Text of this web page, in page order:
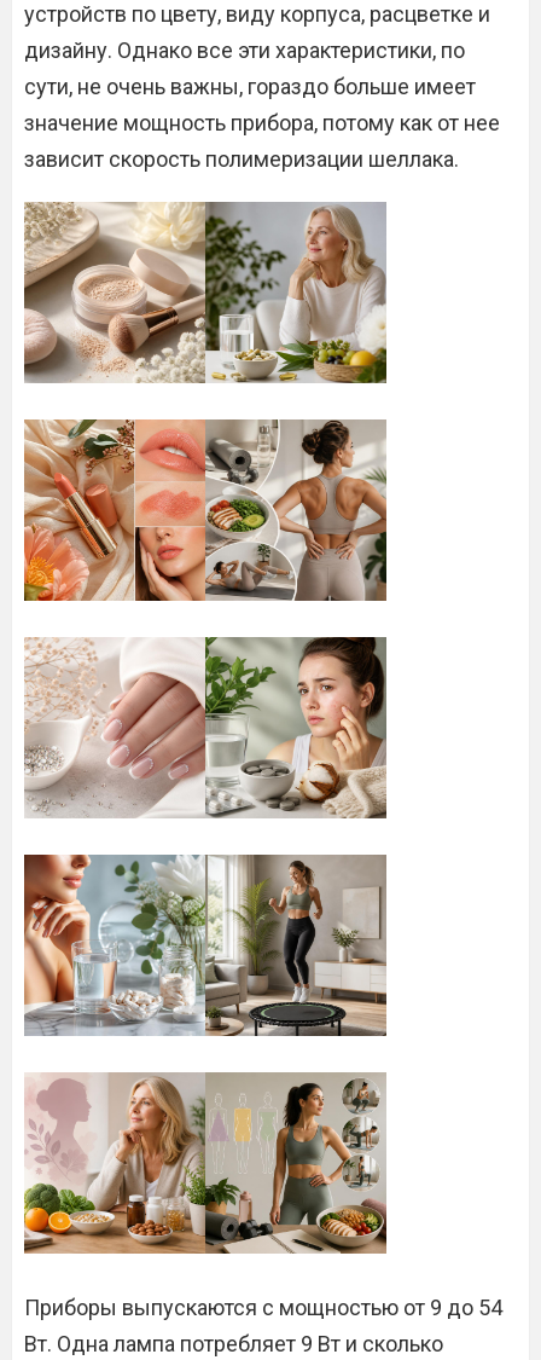
устройств по цвету, виду корпуса, расцветке и
дизайну. Однако все эти характеристики, по
сути, не очень важны, гораздо больше имеет
значение мощность прибора, потому как от нее
зависит скорость полимеризации шеллака.
Приборы выпускаются с мощностью от 9 до 54
Вт. Одна лампа потребляет 9 Вт и сколько